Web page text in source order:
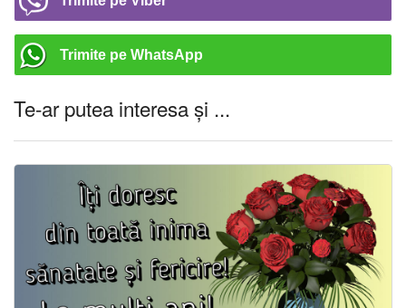
Trimite pe WhatsApp
Te-ar putea interesa și ...